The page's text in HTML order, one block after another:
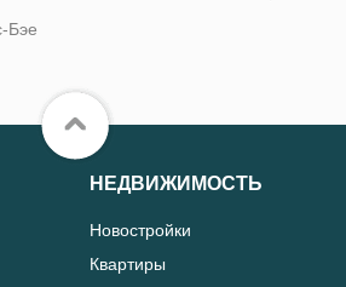
Бэе
НЕДВИЖИМОСТЬ
Новостройки
Квартиры